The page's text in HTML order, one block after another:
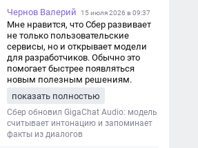
Чернов Валерий 15 июля 2026 в 09:37
Мне нравится, что Сбер развивает
не только пользовательские
сервисы, но и открывает модели
для разработчиков. Обычно это
помогает быстрее появляться
новым полезным решениям.
показать полностью
Сбер обновил GigaChat Audio: модель
считывает интонацию и запоминает
факты из диалогов